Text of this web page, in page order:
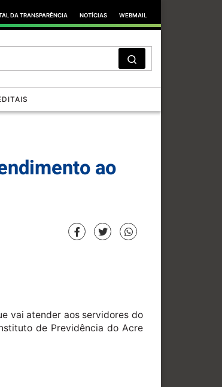
DA TRANSPARÊNCIA NOTÍCIAS WEBMAIL
ao
vai atender aos servidores do
de Previdência do Acre